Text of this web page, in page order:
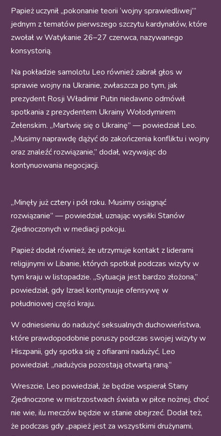
Papież uczynił „pokonanie teorii ‘wojny sprawiedliwej’”
jednym z tematów pierwszego szczytu kardynałów, które
zwołał w Watykanie 26–27 czerwca, nazywanego
konsystorią.
Na pokładzie samolotu Leo również zabrał głos w
sprawie wojny na Ukrainie, zwłaszcza po tym, jak
prezydent Rosji Władimir Putin niedawno odmówił
spotkania z prezydentem Ukrainy Wołodymirem
Zełenskim. „Martwię się o Ukrainę” — powiedział Leo.
„Musimy naprawdę dążyć do zakończenia konfliktu i wojny
oraz znaleźć rozwiązanie,” dodał, wzywając do
kontynuowania negocjacji.
„Minęły już cztery i pół roku. Musimy osiągnąć
rozwiązanie” — powiedział, uznając wysiłki Stanów
Zjednoczonych w mediacji pokoju.
Papież dodał również, że utrzymuje kontakt z liderami
religijnymi w Libanie, których spotkał podczas wizyty w
tym kraju w listopadzie. „Sytuacja jest bardzo złożona,”
powiedział, gdy Izrael kontynuuje ofensywę w
południowej części kraju.
W odniesieniu do nadużyć seksualnych duchowieństwa,
które prawdopodobnie poruszy podczas swojej wizyty w
Hiszpanii, gdy spotka się z ofiarami nadużyć, Leo
powiedział: „nadużycia pozostają otwartą raną.”
Wreszcie, Leo powiedział, że będzie wspierał Stany
Zjednoczone w mistrzostwach świata w piłce nożnej, choć
nie wie, ilu meczów będzie w stanie obejrzeć. Dodał też,
że podczas gdy „papież jest za wszystkimi drużynami,